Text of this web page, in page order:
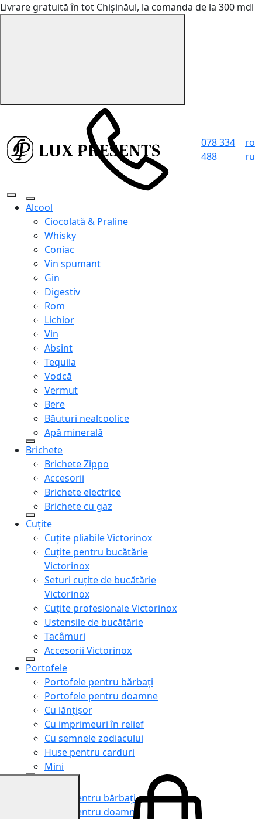
Livrare gratuită în tot Chișinăul, la comanda de la 300 mdl
078 334
488
ro
ru
Alcool
Ciocolată & Praline
Whisky
Coniac
Vin spumant
Gin
Digestiv
Rom
Lichior
Vin
Absint
Tequila
Vodcă
Vermut
Bere
Băuturi nealcoolice
Apă minerală
Brichete
Brichete Zippo
Accesorii
Brichete electrice
Brichete cu gaz
Cuțite
Cuțite pliabile Victorinox
Cuțite pentru bucătărie
Victorinox
Seturi cuțite de bucătărie
Victorinox
Cuțite profesionale Victorinox
Ustensile de bucătărie
Tacâmuri
Accesorii Victorinox
Portofele
Portofele pentru bărbați
Portofele pentru doamne
Cu lănțișor
Cu imprimeuri în relief
Cu semnele zodiacului
Huse pentru carduri
Mini
Genți pentru bărbați
Genți pentru doamne